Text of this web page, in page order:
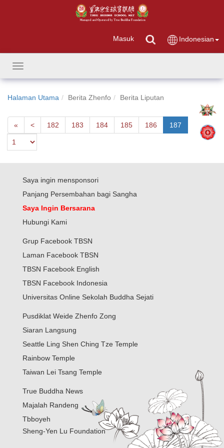
Masuk Indonesian
Toggle
navigation
Halaman Utama Berita Zhenfo Berita Liputan
« First<Next182 183 184 185 186 187
Saya ingin mensponsori
Panjang Persembahan bagi Sangha
Saya Ingin Bersarana
Hubungi Kami
Grup Facebook TBSN
Laman Facebook TBSN
TBSN Facebook English
TBSN Facebook Indonesia
Universitas Online Sekolah Buddha Sejati
Pusdiklat Weide Zhenfo Zong
Siaran Langsung
Seattle Ling Shen Ching Tze Temple
Rainbow Temple
Taiwan Lei Tsang Temple
True Buddha News
Majalah Randeng
Tbboyeh
Sheng-Yen Lu Foundation